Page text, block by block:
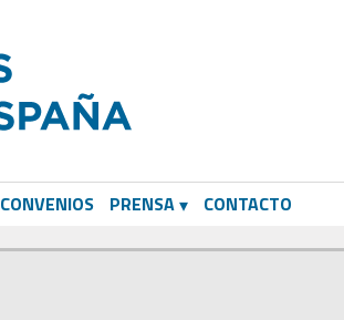
CONVENIOS PRENSA CONTACTO